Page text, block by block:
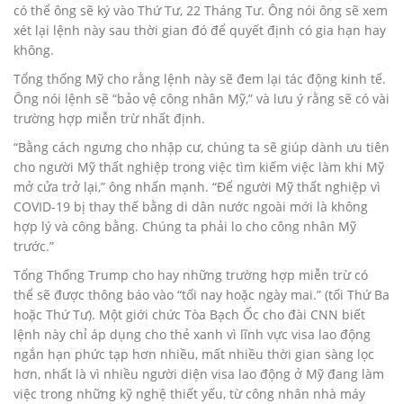
có thể ông sẽ ký vào Thứ Tư, 22 Tháng Tư. Ông nói ông sẽ xem
xét lại lệnh này sau thời gian đó để quyết định có gia hạn hay
không.
Tổng thống Mỹ cho rằng lệnh này sẽ đem lại tác động kinh tế.
Ông nói lệnh sẽ “bảo vệ công nhân Mỹ,” và lưu ý rằng sẽ có vài
trường hợp miễn trừ nhất định.
“Bằng cách ngưng cho nhập cư, chúng ta sẽ giúp dành ưu tiên
cho người Mỹ thất nghiệp trong việc tìm kiếm việc làm khi Mỹ
mở cửa trở lại,” ông nhấn mạnh. “Để người Mỹ thất nghiệp vì
COVID-19 bị thay thế bằng di dân nước ngoài mới là không
hợp lý và công bằng. Chúng ta phải lo cho công nhân Mỹ
trước.”
Tổng Thống Trump cho hay những trường hợp miễn trừ có
thể sẽ được thông báo vào “tối nay hoặc ngày mai.” (tối Thứ Ba
hoặc Thứ Tư). Một giới chức Tòa Bạch Ốc cho đài CNN biết
lệnh này chỉ áp dụng cho thẻ xanh vì lĩnh vực visa lao động
ngắn hạn phức tạp hơn nhiều, mất nhiều thời gian sàng lọc
hơn, nhất là vì nhiều người diện visa lao động ở Mỹ đang làm
việc trong những kỹ nghệ thiết yếu, từ công nhân nhà máy